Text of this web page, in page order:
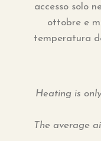
accesso solo
ottobre e
temperatura
Heating is
The average